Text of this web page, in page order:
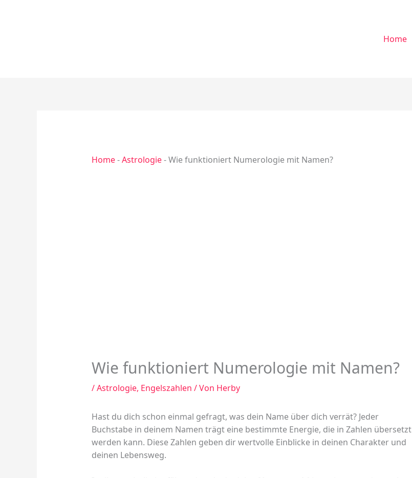
Home
Home-Astrologie-Wie funktioniert Numerologie mit Namen?
Wie funktioniert Numerologie mit Namen?
/Astrologie, Engelszahlen / Von Herby
Hast du dich schon einmal gefragt, was dein Name über dich verrät? Jeder
Buchstabe in deinem Namen trägt eine bestimmte Energie, die in Zahlen übersetzt
werden kann. Diese Zahlen geben dir wertvolle Einblicke in deinen Charakter und
deinen Lebensweg.